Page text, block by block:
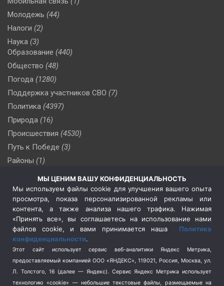
Молодежь (44)
Налоги (2)
Наука (3)
Образование (440)
Общество (48)
Погода (1280)
Поддержка участников СВО (7)
Политика (4397)
Природа (16)
Происшествия (4530)
Путь к Победе (3)
Районы (1)
(510)
Сельское хозяйство (3)
Социальная политика
(3)
Спецоперация в Украине
Спецоперация на Украине
(404)
Спорт (740)
Терроризм (1)
Транспорт (262)
МЫ ЦЕНИМ ВАШУ КОНФИДЕНЦИАЛЬНОСТЬ
Мы используем файлы cookie для улучшения вашего опыта
просмотра, показа персонализированной рекламы или
контента, а также анализа нашего трафика. Нажимая
«Принять все», вы соглашаетесь на использование нами
файлов cookie, и вами принимается наша Политика
конфиденциальности.
Этот сайт использует сервис веб-аналитики Яндекс Метрика,
предоставляемый компанией ООО «ЯНДЕКС», 119021, Россия, Москва, ул.
Л. Толстого, 16 (далее — Яндекс). Сервис Яндекс Метрика использует
технологию «cookie» — небольшие текстовые файлы, размещаемые на